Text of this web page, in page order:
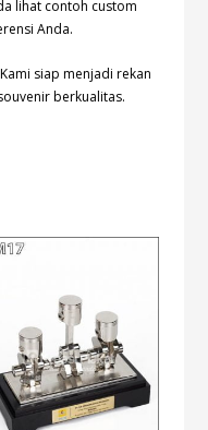
lihat contoh custom
Anda.
siap menjadi rekan
berkualitas.